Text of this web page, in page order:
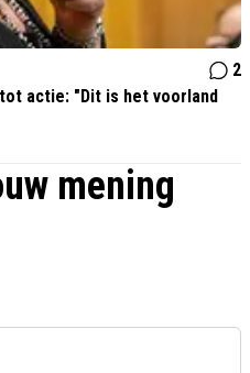
2
actie: "Dit is het voorland
mening